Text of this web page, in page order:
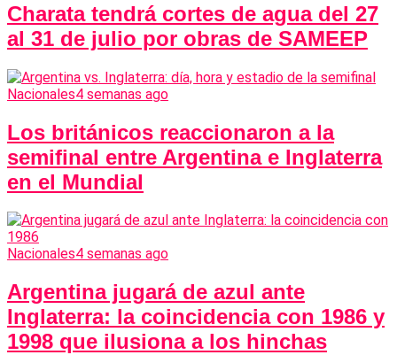
Charata tendrá cortes de agua del 27
al 31 de julio por obras de SAMEEP
Nacionales4 semanas ago
Los británicos reaccionaron a la
semifinal entre Argentina e Inglaterra
en el Mundial
Nacionales4 semanas ago
Argentina jugará de azul ante
Inglaterra: la coincidencia con 1986 y
1998 que ilusiona a los hinchas